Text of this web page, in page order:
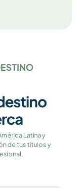
Latina y
de tus títulos y